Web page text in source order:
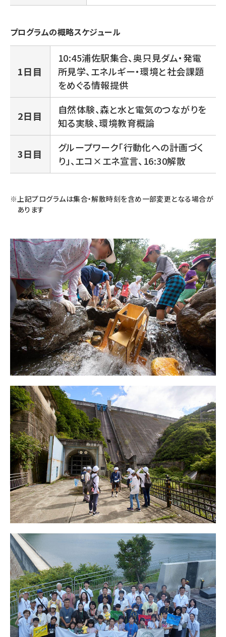
プログラムの概略スケジュール
1日目
10:45浦佐駅集合、奥只見ダム・発電
所見学、エネルギー・環境と社会課題
をめぐる情報提供
2日目
自然体験、森と水と電気のつながりを
知る実験、環境教育概論
3日目
グループワーク「行動化への計画づく
り」、エコ×エネ宣言、16:30解散
上記プログラムは集合・解散時刻を含め一部変更となる場合が
あります